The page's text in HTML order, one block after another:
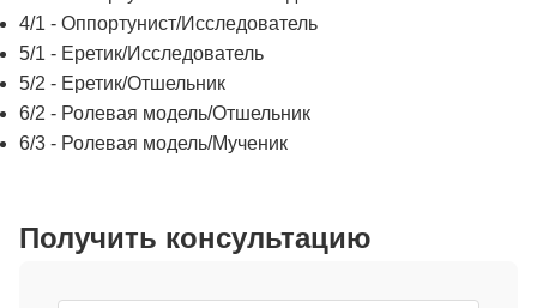
4/1 - Оппортунист/Исследователь
5/1 - Еретик/Исследователь
5/2 - Еретик/Отшельник
6/2 - Ролевая модель/Отшельник
6/3 - Ролевая модель/Мученик
Получить консультацию